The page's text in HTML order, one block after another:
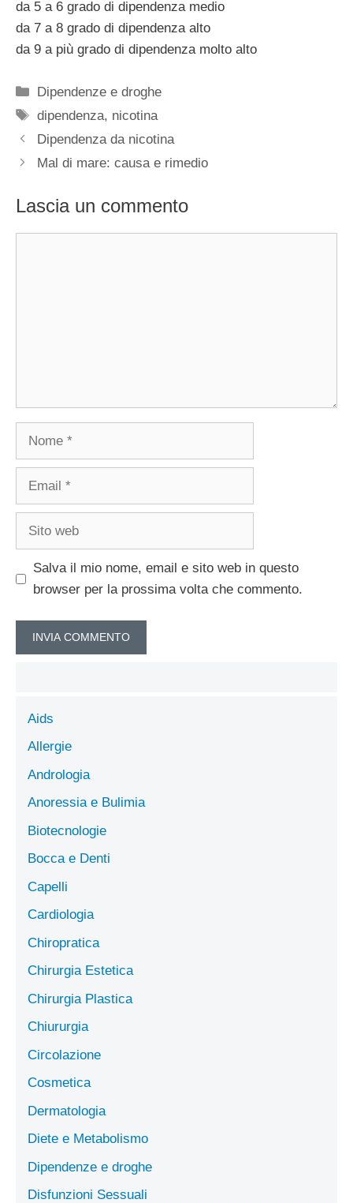
da 5 a 6 grado di dipendenza medio
da 7 a 8 grado di dipendenza alto
da 9 a più grado di dipendenza molto alto
Categorie
Dipendenze e droghe
Tag
dipendenza, nicotina
Dipendenza da nicotina
Mal di mare: causa e rimedio
Lascia un commento
Nome
Email
Sito
Salva il mio nome, email e sito web in questo
browser per la prossima volta che commento.
Aids
Allergie
Andrologia
Anoressia e Bulimia
Biotecnologie
Bocca e Denti
Capelli
Cardiologia
Chiropratica
Chirurgia Estetica
Chirurgia Plastica
Chiururgia
Circolazione
Cosmetica
Dermatologia
Diete e Metabolismo
Dipendenze e droghe
Disfunzioni Sessuali